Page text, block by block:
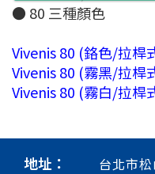
● 80 三種顏色
Vivenis 80 (鉻色/拉桿
Vivenis 80 (霧黑/拉桿
Vivenis 80 (霧白/拉桿
地址： 台北市